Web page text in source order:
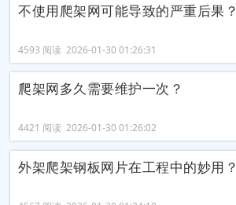
不使用爬架网可能导致的严重后果？
4593 阅读 2026-01-30 01:26:31
爬架网多久需要维护一次？
4421 阅读 2026-01-30 01:26:02
外架爬架钢板网片在工程中的妙用？